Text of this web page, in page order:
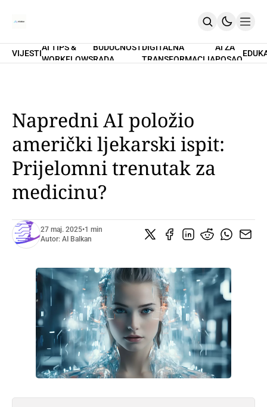
Home
PRETPLATI SE
VIJESTI
AI TIPS &
WORKFLOWS
BUDUĆNOST
RADA
DIGITALNA
TRANSFORMACIJA
AI ZA
POSAO
Napredni AI položio
američki ljekarski ispit:
Prijelomni trenutak za
medicinu?
27 maj. 2025•1 min
Autor: AI Balkan